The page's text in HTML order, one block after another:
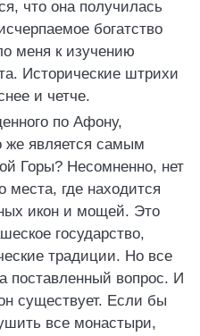
что она получилась
богатство
меня к изучению
Исторические штрихи
и четче.
по Афону,
же является самым
Горы? Несомненно, нет
места, где находится
икон и мощей. Это
государство,
традиции. Но все
поставленный вопрос. И
существует. Если бы
все монастыри,